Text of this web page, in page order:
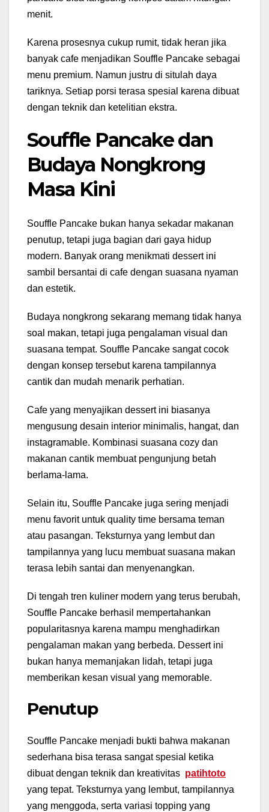
menit.
Karena prosesnya cukup rumit, tidak heran jika
banyak cafe menjadikan Souffle Pancake sebagai
menu premium. Namun justru di situlah daya
tariknya. Setiap porsi terasa spesial karena dibuat
dengan teknik dan ketelitian ekstra.
Souffle Pancake dan
Budaya Nongkrong
Masa Kini
Souffle Pancake bukan hanya sekadar makanan
penutup, tetapi juga bagian dari gaya hidup
modern. Banyak orang menikmati dessert ini
sambil bersantai di cafe dengan suasana nyaman
dan estetik.
Budaya nongkrong sekarang memang tidak hanya
soal makan, tetapi juga pengalaman visual dan
suasana tempat. Souffle Pancake sangat cocok
dengan konsep tersebut karena tampilannya
cantik dan mudah menarik perhatian.
Cafe yang menyajikan dessert ini biasanya
mengusung desain interior minimalis, hangat, dan
instagramable. Kombinasi suasana cozy dan
makanan cantik membuat pengunjung betah
berlama-lama.
Selain itu, Souffle Pancake juga sering menjadi
menu favorit untuk quality time bersama teman
atau pasangan. Teksturnya yang lembut dan
tampilannya yang lucu membuat suasana makan
terasa lebih santai dan menyenangkan.
Di tengah tren kuliner modern yang terus berubah,
Souffle Pancake berhasil mempertahankan
popularitasnya karena mampu menghadirkan
pengalaman makan yang berbeda. Dessert ini
bukan hanya memanjakan lidah, tetapi juga
memberikan kesan visual yang memorable.
Penutup
Souffle Pancake menjadi bukti bahwa makanan
sederhana bisa terasa sangat spesial ketika
dibuat dengan teknik dan kreativitas patihtoto
yang tepat. Teksturnya yang lembut, tampilannya
yang menggoda, serta variasi topping yang